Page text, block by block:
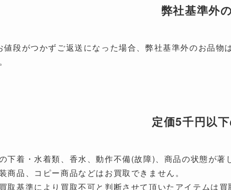
弊社基準外
値段がつかずご返送になった場合、弊社基準外のお品物
定価5千円以
下着・水着類、香水、動作不備(故障)、商品の状態が
商品、コピー商品などはお買取できません。
取基準により買取不可と判断させて頂いたアイテムは買